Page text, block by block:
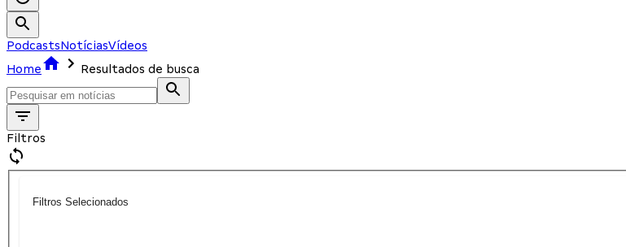
PodcastsNotíciasVídeos
Home
Resultados de busca
Filtros
Filtros Selecionados